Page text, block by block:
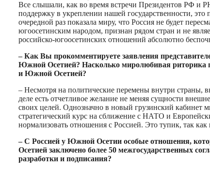
Все слышали, как во время встречи Президентов РФ и
поддержку в укреплении нашей государственности,
очередной раз показала миру, что Россия не будет
югоосетинским народом, признан рядом стран и не
российско-югоосетинских отношений абсолютно
– Как Вы прокомментируете заявления
Южной Осетией? Насколько миролюбивая риторика
и Южной Осетией?
– Несмотря на политические перемены внутри страны,
деле есть отчетливое желание не меняя сущности
своих целей. Однозначно в новый грузинский кабинет
стратегический курс на сближение с НАТО и
нормализовать отношения с Россией. Это тупик, так
– С Россией у Южной Осетии особые отношения,
Осетией заключено более 50 межгосударственных
разработки и подписания?